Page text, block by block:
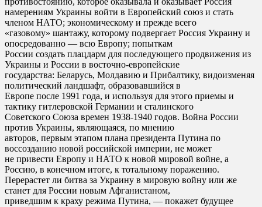
намерениям Украины войти в Европейский союз и стать
членом НАТО; экономическому и прежде всего
«газовому» шантажу, которому подвергает Россия Украину и
опосредованно — всю Европу; попыткам
России создать плацдарм для последующего продвижения из
Украины и России в восточно-европейские
государства: Беларусь, Молдавию и Прибалтику, видоизменяя
политический ландшафт, образовавшийся в
Европе после 1991 года, и используя для этого приемы и
тактику гитлеровской Германии и сталинского
Советского Союза времен 1938-1940 годов. Война России
против Украины, являющаяся, по мнению
авторов, первым этапом плана президента Путина по
воссозданию новой российской империи, не может
не привести Европу и НАТО к новой мировой войне, а
Россию, в конечном итоге, к тотальному поражению.
Перерастет ли битва за Украину в мировую войну или же
станет для России новым Афганистаном,
приведшим к краху режима Путина, — покажет будущее